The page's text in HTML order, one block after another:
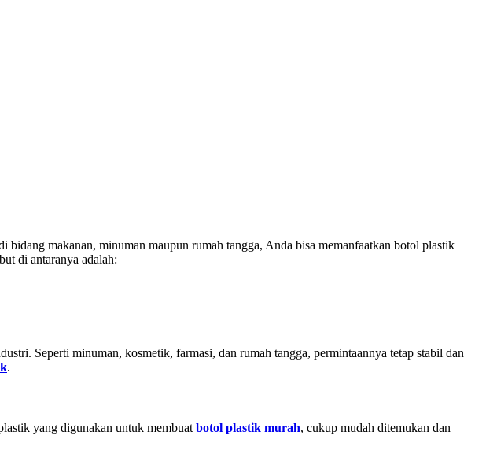
makanan, minuman maupun rumah tangga, Anda bisa memanfaatkan botol plastik
di antaranya adalah:
Seperti minuman, kosmetik, farmasi, dan rumah tangga, permintaannya tetap stabil dan
.
yang digunakan untuk membuat botol plastik murah, cukup mudah ditemukan dan